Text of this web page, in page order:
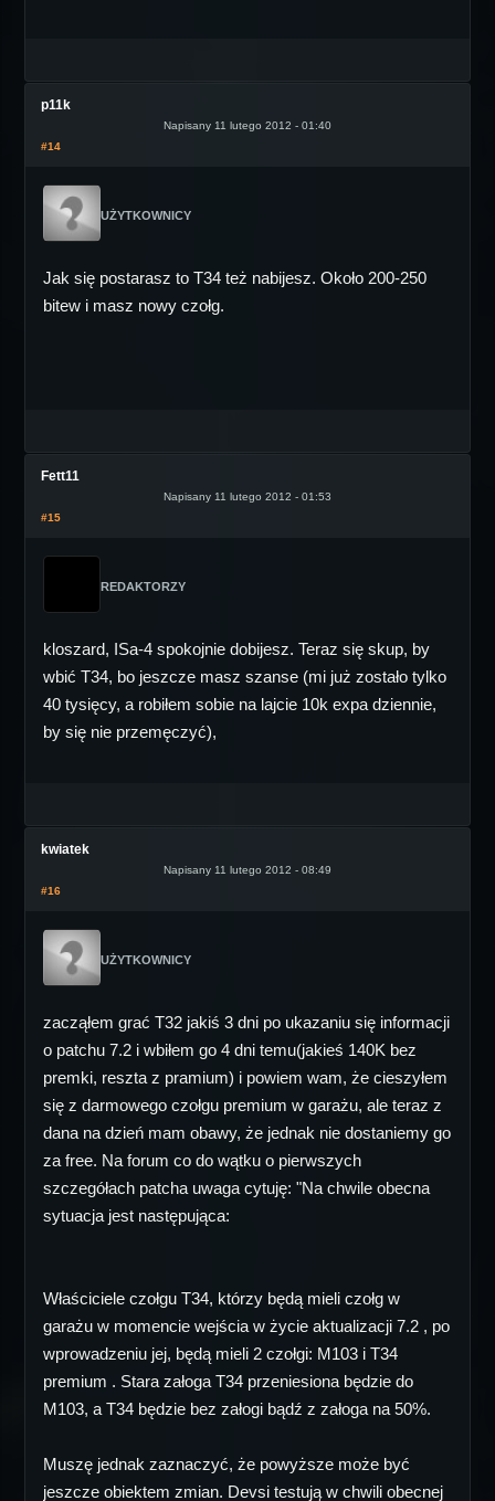
p11k
Napisany 11 lutego 2012 - 01:40
#14
UŻYTKOWNICY
Jak się postarasz to T34 też nabijesz. Około 200-250
bitew i masz nowy czołg.
Fett11
Napisany 11 lutego 2012 - 01:53
#15
REDAKTORZY
kloszard, ISa-4 spokojnie dobijesz. Teraz się skup, by
wbić T34, bo jeszcze masz szanse (mi już zostało tylko
40 tysięcy, a robiłem sobie na lajcie 10k expa dziennie,
by się nie przemęczyć),
kwiatek
Napisany 11 lutego 2012 - 08:49
#16
UŻYTKOWNICY
zacząłem grać T32 jakiś 3 dni po ukazaniu się informacji
o patchu 7.2 i wbiłem go 4 dni temu(jakieś 140K bez
premki, reszta z pramium) i powiem wam, że cieszyłem
się z darmowego czołgu premium w garażu, ale teraz z
dana na dzień mam obawy, że jednak nie dostaniemy go
za free. Na forum co do wątku o pierwszych
szczegółach patcha uwaga cytuję: "Na chwile obecna
sytuacja jest następująca:
Właściciele czołgu T34, którzy będą mieli czołg w
garażu w momencie wejścia w życie aktualizacji 7.2 , po
wprowadzeniu jej, będą mieli 2 czołgi: M103 i T34
premium . Stara załoga T34 przeniesiona będzie do
M103, a T34 będzie bez załogi bądź z załoga na 50%.
Muszę jednak zaznaczyć, że powyższe może być
jeszcze obiektem zmian. Devsi testują w chwili obecnej